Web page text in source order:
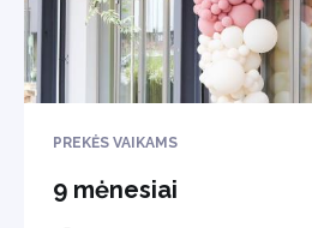
PREKĖS VAIKAMS
9 mėnesiai